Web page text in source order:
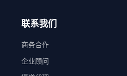
联系我们
商务合作
企业顾问